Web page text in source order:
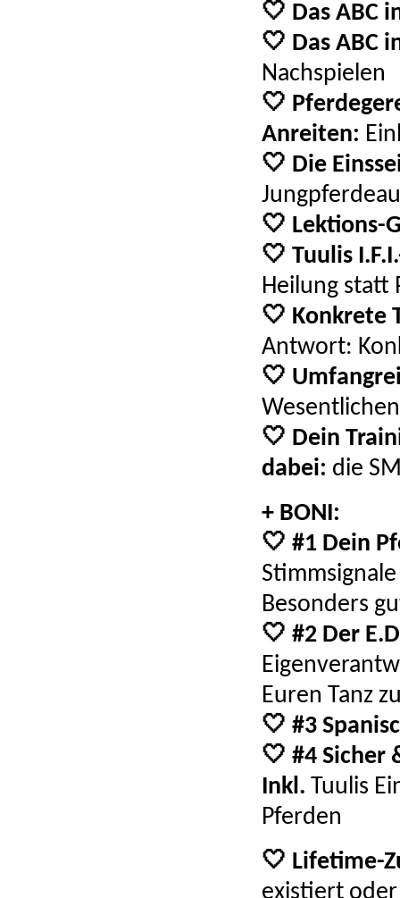
🤍 Das ABC
🤍 Das ABC
Nachspielen
🤍
Anreiten:
🤍 Die
🤍 Lektions-
🤍 Tuulis
Heilung statt
🤍 Konkrete
Antwort:
🤍
Wesentlichen
🤍 Dein
dabei: die
+ BONI:
🤍 #1 Dein
Besonders
🤍 #2 Der
Euren Tanz
🤍 #3
🤍 #4 Sicher
Inkl. Tuulis
Pferden
🤍 Lifetime-
existiert oder